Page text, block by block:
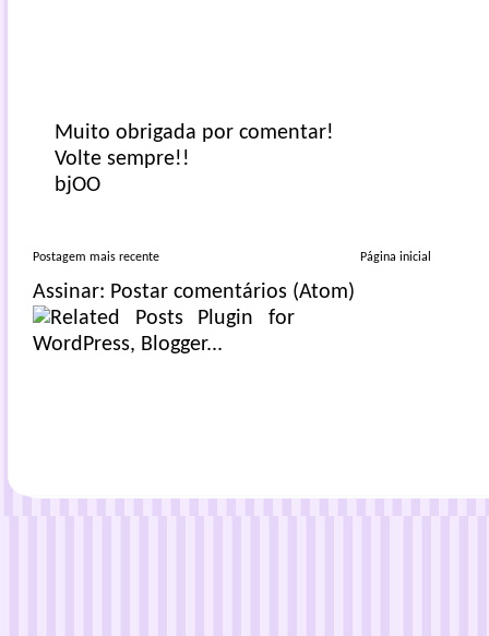
Muito obrigada por comentar!
Volte sempre!!
bjOO
Postagem mais recente Página inicial
Assinar: Postar comentários (Atom)